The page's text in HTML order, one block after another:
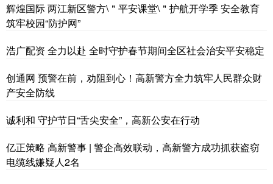
辉煌国际 两江新区警方\＂平安课堂\＂护航开学季 安全教育
筑牢校园“防护网”
浩广配资 全力以赴 全时守护春节期间全区社会治安平安稳定
创通网 预警在前，劝阻到心！高新警方全力筑牢人民群众财
产安全防线
诚利和 守护节日“舌尖安全”，高新公安在行动
亿正策略 高新警事 | 警企高效联动，高新警方成功抓获盗窃
电缆线嫌疑人2名